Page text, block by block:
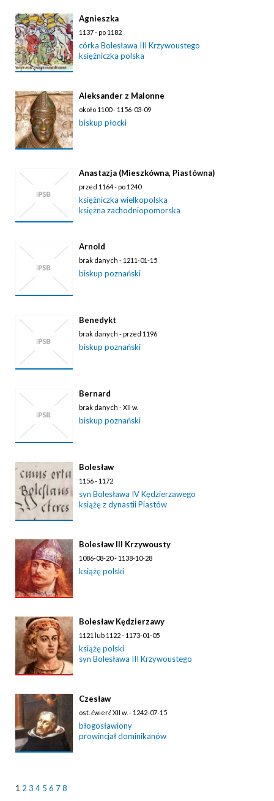
Agnieszka
1137 - po 1182
córka Bolesława III Krzywoustego
księżniczka polska
Aleksander z Malonne
około 1100 - 1156-03-09
biskup płocki
Anastazja (Mieszkówna, Piastówna)
przed 1164 - po 1240
księżniczka wielkopolska
księżna zachodniopomorska
Arnold
brak danych - 1211-01-15
biskup poznański
Benedykt
brak danych - przed 1196
biskup poznański
Bernard
brak danych - XII w.
biskup poznański
Bolesław
1156 - 1172
syn Bolesława IV Kędzierzawego
książę z dynastii Piastów
Bolesław III Krzywousty
1086-08-20 - 1138-10-28
książę polski
Bolesław Kędzierzawy
1121 lub 1122 - 1173-01-05
książę polski
syn Bolesława III Krzywoustego
Czesław
ost. ćwierć XII w. - 1242-07-15
błogosławiony
prowincjał dominikanów
1 2 3 4 5 6 78